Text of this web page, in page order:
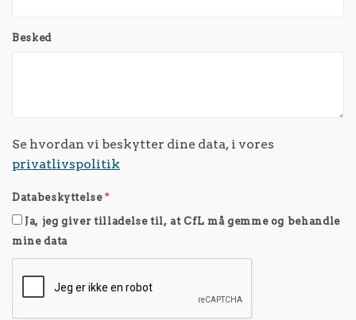
Besked
Se hvordan vi beskytter dine data, i vores
privatlivspolitik
Databeskyttelse*
Ja, jeg giver tilladelse til, at CfL må gemme og behandle
mine data